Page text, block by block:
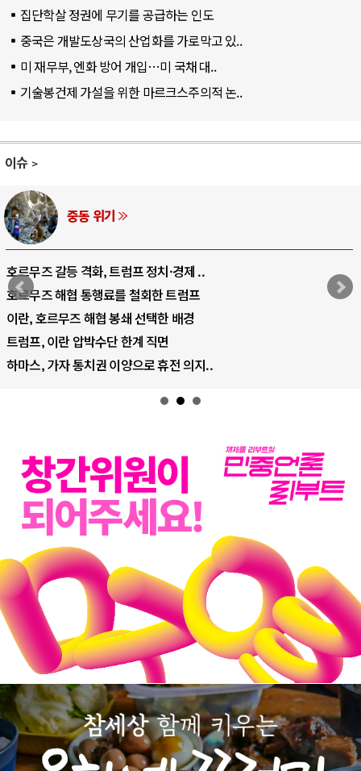
집단학살 정권에 무기를 공급하는 인도
중국은 개발도상국의 산업화를 가로막고 있..
미 재무부, 엔화 방어 개입…미 국채 대..
기술봉건제 가설을 위한 마르크스주의적 논..
이슈
중동 위기
호르무즈 갈등 격화, 트럼프 정치·경제 ..
호르무즈 해협 통행료를 철회한 트럼프
이란, 호르무즈 해협 봉쇄 선택한 배경
트럼프, 이란 압박수단 한계 직면
하마스, 가자 통치권 이양으로 휴전 의지..